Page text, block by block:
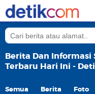
Berita Dan Informasi
Terbaru Hari Ini -
Semua Berita Foto